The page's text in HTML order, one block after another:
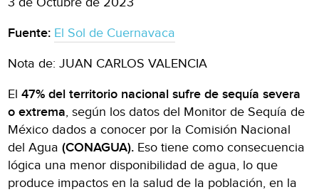
Fuente: El Sol de Cuernavaca
Nota de: JUAN CARLOS VALENCIA
El47% del territorio nacional sufre de sequía severa
o extrema, según los datos del Monitor de Sequía de
México dados a conocer por la Comisión Nacional
del Agua(CONAGUA). Eso tiene como consecuencia
lógica una menor disponibilidad de agua, lo que
produce impactos en la salud de la población, en la